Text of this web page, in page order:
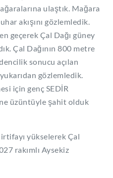
ulaştık. Mağara
akışını gözlemledik.
geçerek Çal Dağı güney
Çal Dağının 800 metre
sonucu açılan
gözlemledik.
için genç SEDİR
üzüntüyle şahit olduk
yükselerek Çal
rakımlı Aysekiz